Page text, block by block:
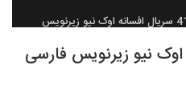
قسمت 41 سریال افسانه اوک نیو زیرنویس
ای اوک نیو زیرنویس فارسی